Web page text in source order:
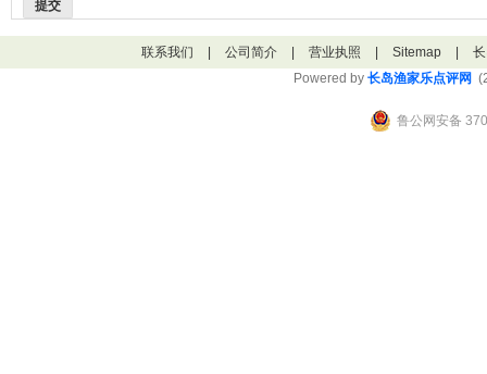
提交
联系我们 公司简介 营业执照 Sitemap
Powered by 长岛渔家乐点评网
鲁公网安备